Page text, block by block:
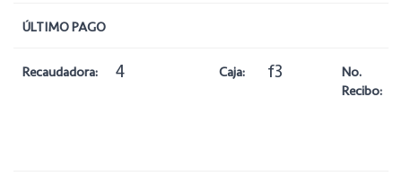
ÚLTIMO PAGO
Recaudadora: 4 Caja: f3
No.
Recibo: